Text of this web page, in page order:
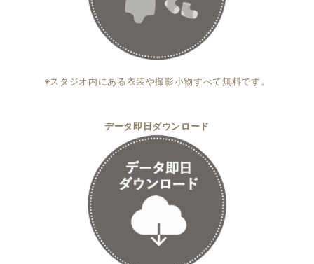
※スタジオ内にある衣装や撮影小物すべて無料です。
データ即日ダウンロード